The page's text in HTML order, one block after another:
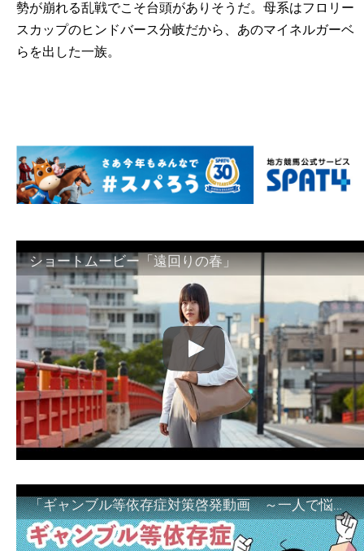
勢が崩れる乱戦でこそ台頭がありそうだ。母系はフロリー
スカップのヒンドバース分岐だから、あのマイネルガーベ
らを出した一族。
ショートムービー「遠回りの春」
「ギャンブル等依存症対策啓発動画 ～一人で悩まず、家族で悩まず、まず！相談機関へ～」